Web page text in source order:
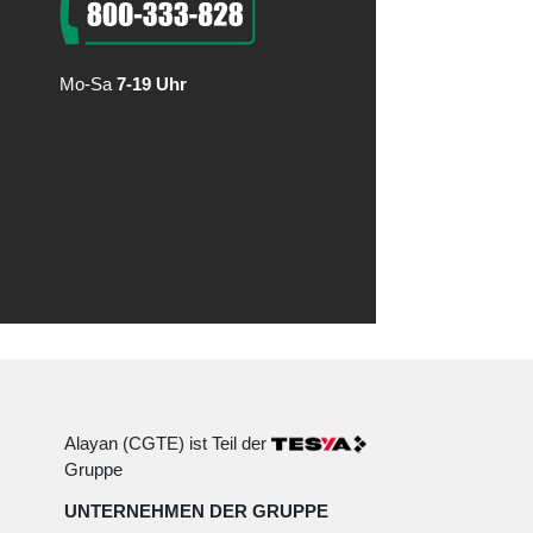
Mo-Sa7-19 Uhr
Alayan (CGTE) ist Teil der
Gruppe
UNTERNEHMEN DER GRUPPE